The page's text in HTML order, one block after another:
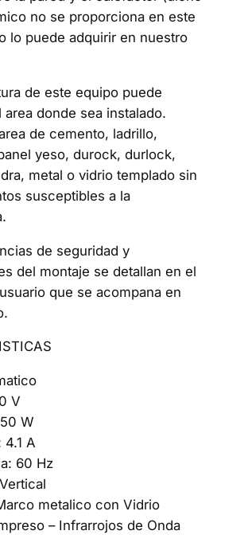
no se proporciona en este
lo puede adquirir en nuestro
de este equipo puede
donde sea instalado.
de cemento, ladrillo,
yeso, durock, durlock,
metal o vidrio templado sin
susceptibles a la
de seguridad y
del montaje se detallan en el
que se acompana en
V
W
4.1 A
60 Hz
metalico con Vidrio
– Infrarrojos de Onda